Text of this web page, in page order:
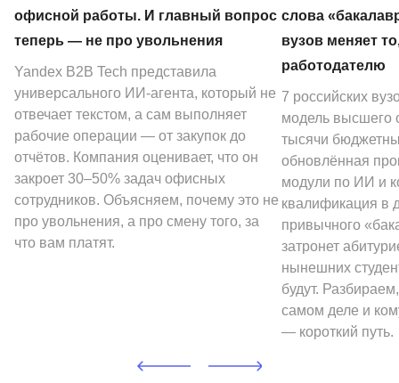
офисной работы. И главный вопрос
теперь — не про увольнения
Yandex B2B Tech представила
универсального ИИ-агента, который не
отвечает текстом, а сам выполняет
рабочие операции — от закупок до
отчётов. Компания оценивает, что он
закроет 30–50% задач офисных
сотрудников. Объясняем, почему это не
про увольнения, а про смену того, за
что вам платят.
слова
вузов меняет
работодателю
7 российских
модель высшего
тысячи
обновлённая
модули по ИИ и
квалификация в
привычного
затронет
нынешних
будут.
самом деле и
— короткий путь.